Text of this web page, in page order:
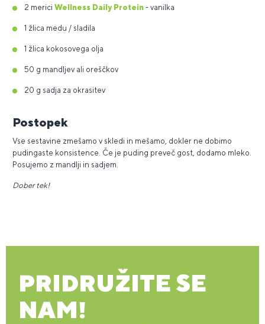
2 merici Wellness Daily Protein - vanilka
1 žlica medu / sladila
1 žlica kokosovega olja
50 g mandljev ali oreščkov
20 g sadja za okrasitev
Postopek
Vse sestavine zmešamo v skledi in mešamo, dokler ne dobimo
pudingaste konsistence. Če je puding preveč gost, dodamo mleko.
Posujemo z mandlji in sadjem.
Dober tek!
PRIDRUŽITE SE
NAM!